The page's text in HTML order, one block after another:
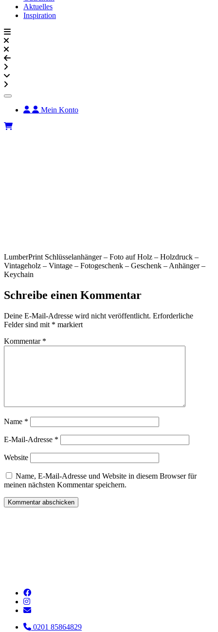
Aktuelles
Inspiration
Mein Konto
LumberPrint Schlüsselanhänger – Foto auf Holz – Holzdruck –
Vintageholz – Vintage – Fotogeschenk – Geschenk – Anhänger –
Keychain
Schreibe einen Kommentar
Deine E-Mail-Adresse wird nicht veröffentlicht. Erforderliche
Felder sind mit * markiert
Kommentar *
Name *
E-Mail-Adresse *
Website
Name, E-Mail-Adresse und Website in diesem Browser für
meinen nächsten Kommentar speichern.
0201 85864829